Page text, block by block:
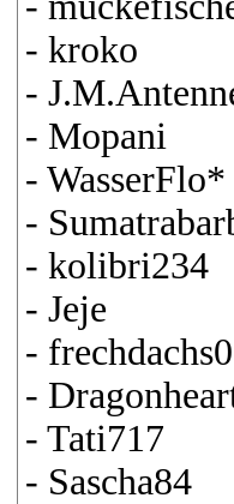
- kroko
-
- Mopani
- WasserFlo*
-
- kolibri234
- Jeje
-
-
- Tati717
- Sascha84